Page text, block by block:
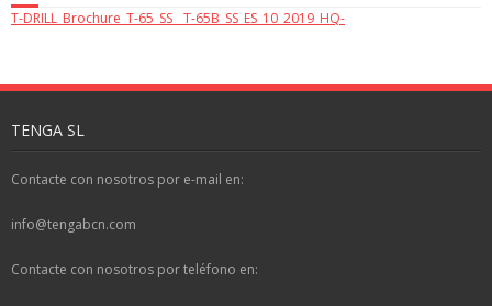
T-DRILL_Brochure_T-65_SS__T-65B_SS_ES_10_2019_HQ-
TENGA SL
Contacte con nosotros por e-mail en:
info@tengabcn.com
Contacte con nosotros por teléfono en: